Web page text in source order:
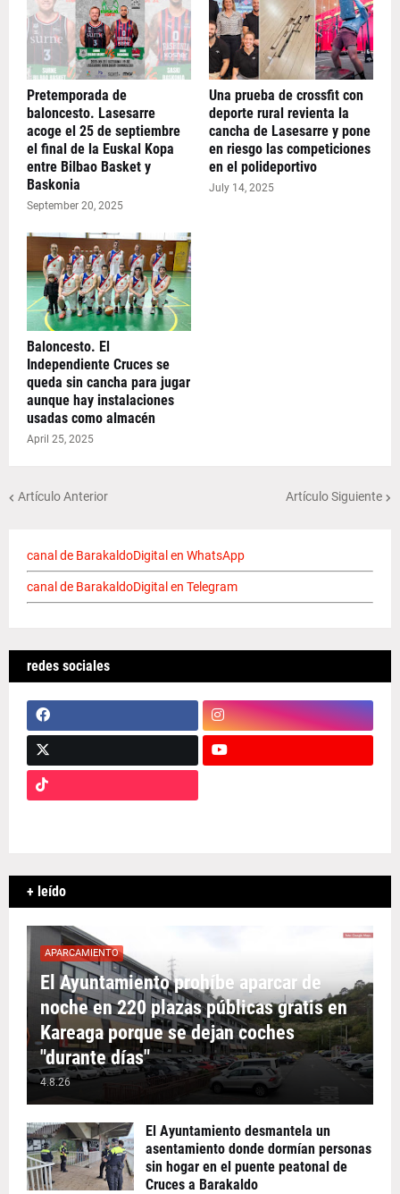
Pretemporada de
baloncesto. Lasesarre
acoge el 25 de septiembre
el final de la Euskal Kopa
entre Bilbao Basket y
Baskonia
September 20, 2025
Una prueba de crossfit con
deporte rural revienta la
cancha de Lasesarre y pone
en riesgo las competiciones
en el polideportivo
July 14, 2025
Baloncesto. El
Independiente Cruces se
queda sin cancha para jugar
aunque hay instalaciones
usadas como almacén
April 25, 2025
Artículo Anterior Artículo Siguiente
canal de BarakaldoDigital en WhatsApp
canal de BarakaldoDigital en Telegram
redes sociales
+ leído
APARCAMIENTO
El Ayuntamiento prohíbe aparcar de
noche en 220 plazas públicas gratis en
Kareaga porque se dejan coches
"durante días"
4.8.26
El Ayuntamiento desmantela un
asentamiento donde dormían personas
sin hogar en el puente peatonal de
Cruces a Barakaldo